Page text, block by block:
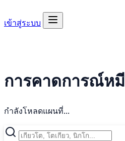
เข้าสู่ระบบ
การคาดการณ์หมี
กำลังโหลดแผนที่...